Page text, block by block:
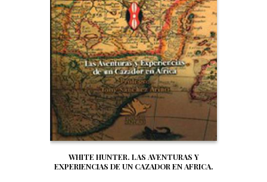
WHITE HUNTER. LAS AVENTURAS Y
EXPERIENCIAS DE UN CAZADOR EN AFRICA.